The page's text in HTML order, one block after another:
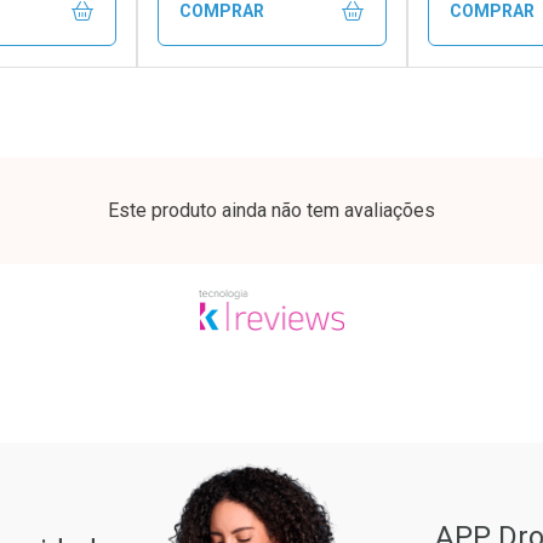
COMPRAR
Ativar Desconto
COMPRAR
Este produto ainda não tem avaliações